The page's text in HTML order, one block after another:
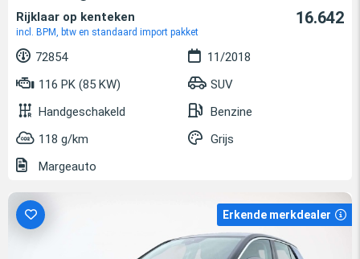
Rijklaar op kenteken
incl. BPM, btw en standaard import pakket
16.642
72854
11/2018
116 PK (85 KW)
SUV
Handgeschakeld
Benzine
118 g/km
Grijs
Margeauto
Erkende merkdealer